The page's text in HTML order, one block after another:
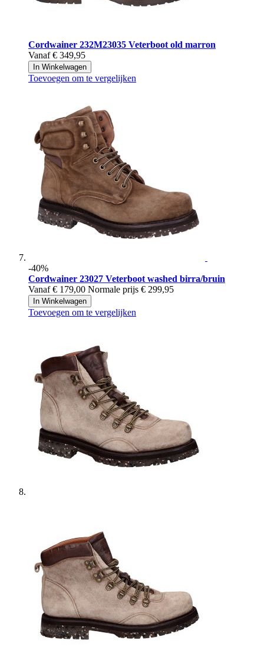
Cordwainer 232M23035 Veterboot old marron
Vanaf € 349,95
In Winkelwagen
Toevoegen om te vergelijken
-40%
Cordwainer 23027 Veterboot washed birra/bruin
Vanaf € 179,00 Normale prijs € 299,95
In Winkelwagen
Toevoegen om te vergelijken